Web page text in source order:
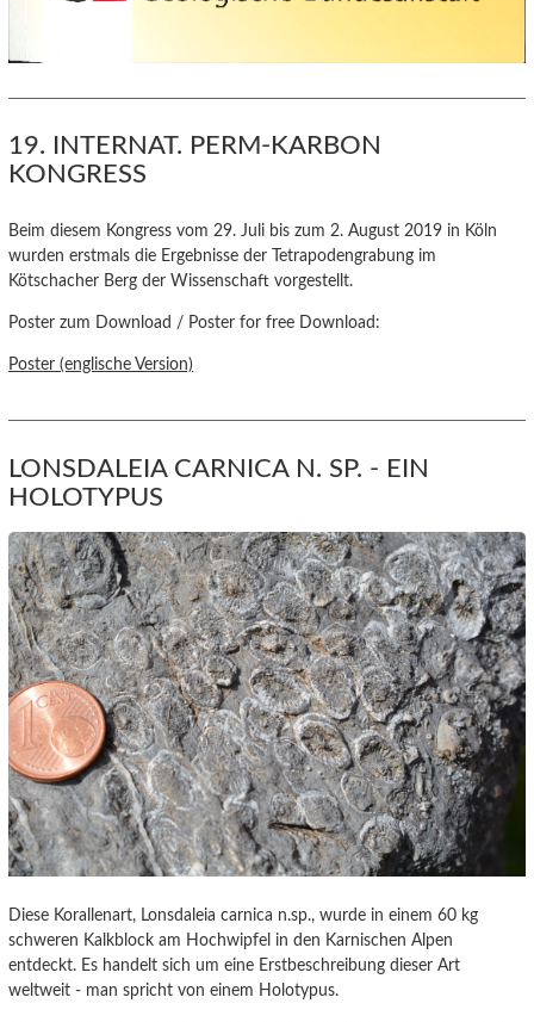
19. INTERNAT. PERM-KARBON
KONGRESS
Beim diesem Kongress vom 29. Juli bis zum 2. August 2019 in Köln
wurden erstmals die Ergebnisse der Tetrapodengrabung im
Kötschacher Berg der Wissenschaft vorgestellt.
Poster zum Download / Poster for free Download:
Poster (englische Version)
LONSDALEIA CARNICA N. SP. - EIN
HOLOTYPUS
Diese Korallenart, Lonsdaleia carnica n.sp., wurde in einem 60 kg
schweren Kalkblock am Hochwipfel in den Karnischen Alpen
entdeckt. Es handelt sich um eine Erstbeschreibung dieser Art
weltweit - man spricht von einem Holotypus.